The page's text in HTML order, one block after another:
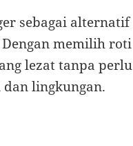
sebagai alternatif
memilih roti
lezat tanpa perlu
lingkungan.